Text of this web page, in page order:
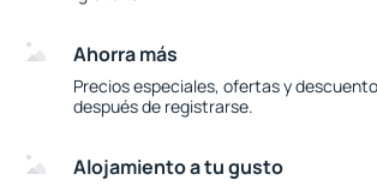
Ahorra más
Precios especiales, ofertas y
después de registrarse.
Alojamiento a tu gusto